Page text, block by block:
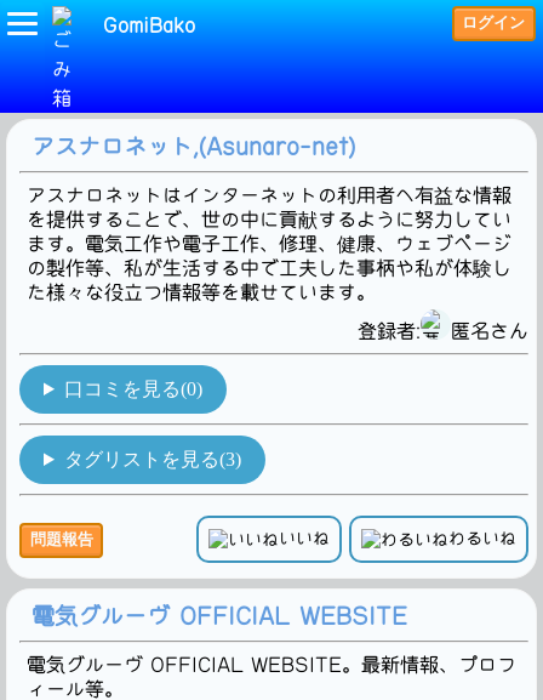
GomiBako ログイン
(電気)タグの検索結果です。3Hit!
アスナロネット,(Asunaro-net)
アスナロネットはインターネットの利用者へ有益な情報
を提供することで、世の中に貢献するように努力してい
ます。電気工作や電子工作、修理、健康、ウェブページ
の製作等、私が生活する中で工夫した事柄や私が体験し
た様々な役立つ情報等を載せています。
登録者:
匿名さん
口コミを見る(0)
タグリストを見る(3)
問題報告 いいね わるいね
電気グルーヴ OFFICIAL WEBSITE
電気グルーヴ OFFICIAL WEBSITE。最新情報、プロフ
ィール等。